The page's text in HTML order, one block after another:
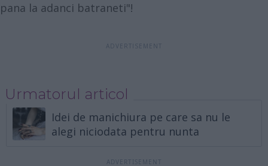
pana la adanci batraneti"!
Urmatorul articol
Idei de manichiura pe care sa nu le
alegi niciodata pentru nunta